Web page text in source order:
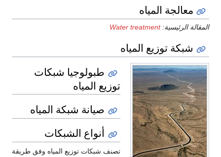
معالجة المياه
المقالة الرئيسية:Water treatment
شبكة توزيع المياه
طبولوجيا شبكات
توزيع المياه
صيانة شبكة المياه
أنواع الشبكات
تصنف شبكات توزيع المياه وفق طريقة